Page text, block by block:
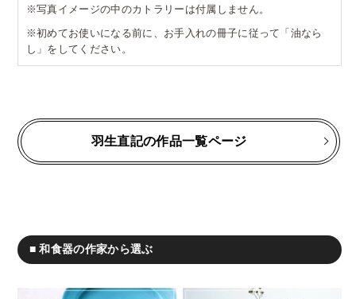
※写真イメージの中のカトラリーは付属しません。
※初めてお使いになる前に、お手入れの冊子に従って「油なら
し」をしてください。
羽生直記の作品一覧ページ
■ 和食器の作家から選ぶ